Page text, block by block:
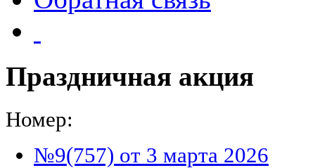
Праздничная акция
Номер:
№9(757) от 3 марта 2026